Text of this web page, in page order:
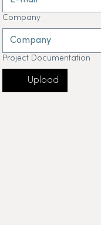
Company
Project Documentation
Upload